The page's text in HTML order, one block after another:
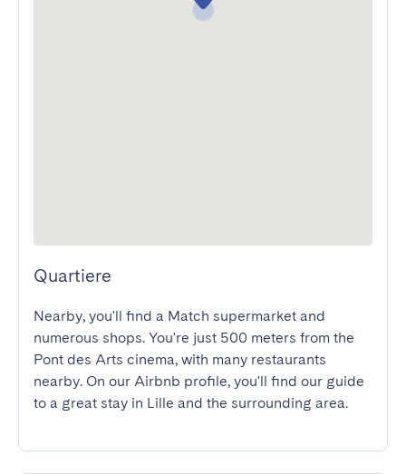
Quartiere
Nearby, you'll find a Match supermarket and
numerous shops. You're just 500 meters from the
Pont des Arts cinema, with many restaurants
nearby. On our Airbnb profile, you'll find our guide
to a great stay in Lille and the surrounding area.